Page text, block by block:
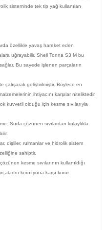
sisteminde tek tip yağ kullanılan
özellikle yavaş hareket eden
uğrayabilir. Shell Tonna S3 M bu
Bu sayede işlenen parçaların
çalışarak geliştirilmiştir. Böylece en
ihtiyacını karşılar niteliktedir.
kuvvetli olduğu için kesme sıvılarıyla
Suda çözünen sıvılardan kolaylıkla
dişliler, rulmanlar ve hidrolik sistem
sahiptir.
kesme sıvılarının kullanıldığı
korozyona karşı korur.